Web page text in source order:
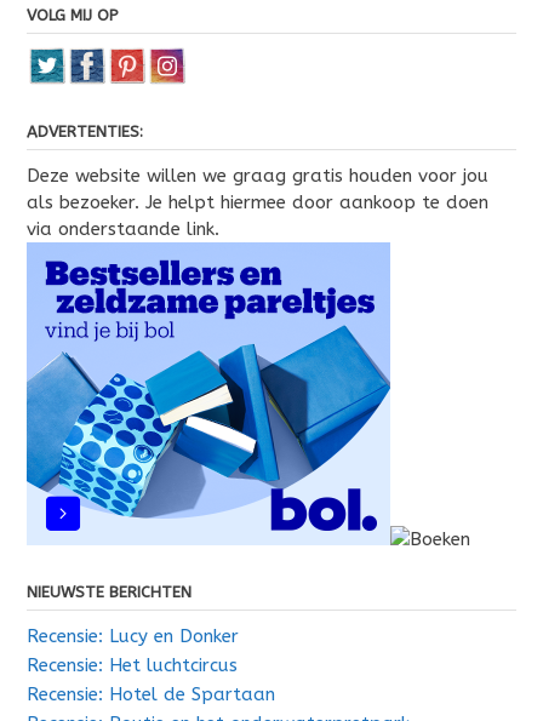
VOLG MIJ OP
ADVERTENTIES:
Deze website willen we graag gratis houden voor jou
als bezoeker. Je helpt hiermee door aankoop te doen
via onderstaande link.
NIEUWSTE BERICHTEN
Recensie: Lucy en Donker
Recensie: Het luchtcircus
Recensie: Hotel de Spartaan